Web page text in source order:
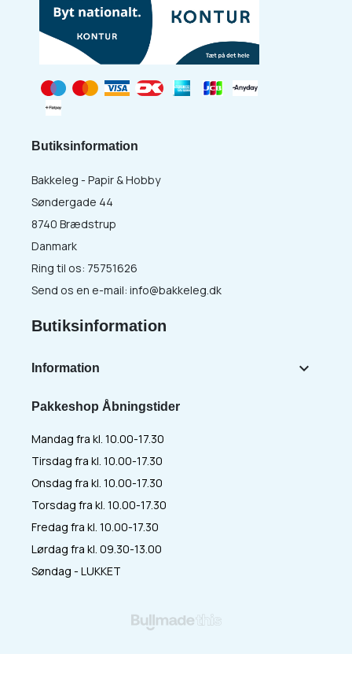
Pakkeshop Åbningstider
Mandag fra kl. 10.00-17.30
Tirsdag fra kl. 10.00-17.30
Onsdag fra kl. 10.00-17.30
Torsdag fra kl. 10.00-17.30
Fredag fra kl. 10.00-17.30
Lørdag fra kl. 09.30-13.00
Søndag - LUKKET
Butiksinformation
Bakkeleg - Papir & Hobby
Søndergade 44
8740 Brædstrup
Danmark
Ring til os: 75751626
Send os en e-mail: info@bakkeleg.dk
Butiksinformation
Information 